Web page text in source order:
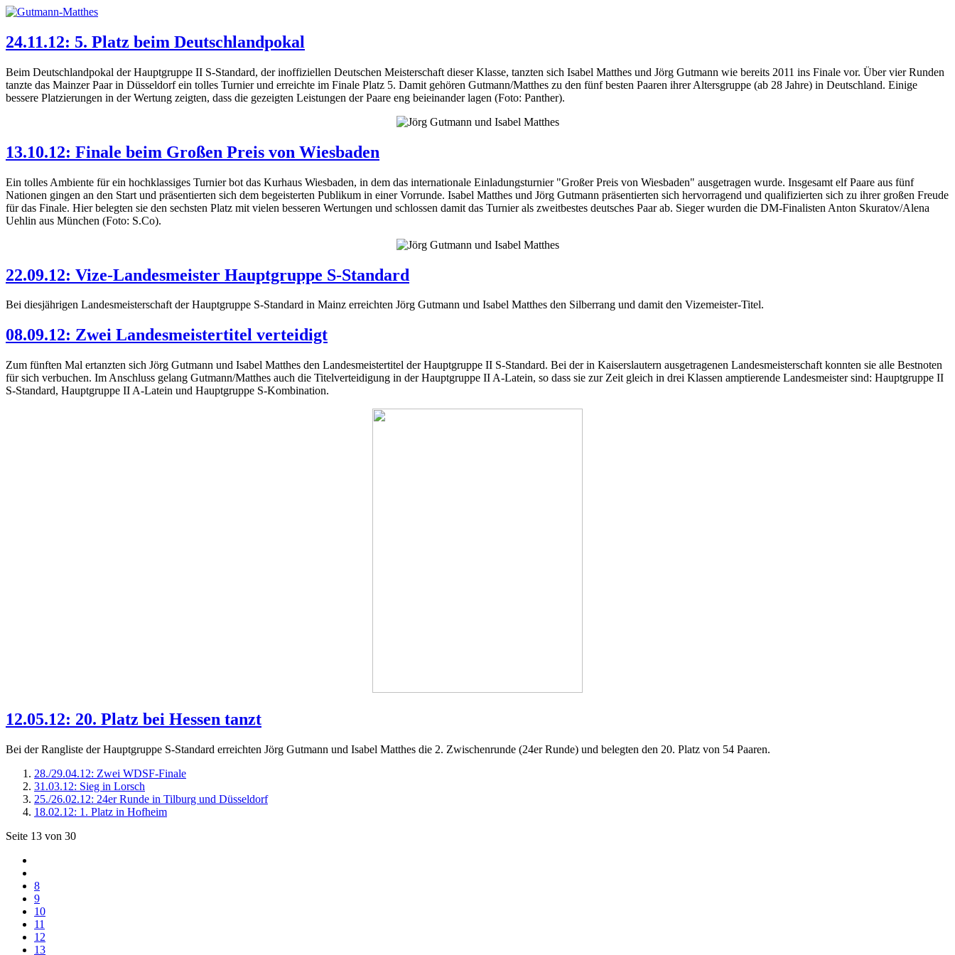
24.11.12: 5. Platz beim Deutschlandpokal
Beim Deutschlandpokal der Hauptgruppe II S-Standard, der inoffiziellen Deutschen Meisterschaft dieser Klasse, tanzten sich Isabel Matthes und Jörg Gutmann wie bereits 2011 ins Finale vor. Über vier Runden
tanzte das Mainzer Paar in Düsseldorf ein tolles Turnier und erreichte im Finale Platz 5. Damit gehören Gutmann/Matthes zu den fünf besten Paaren ihrer Altersgruppe (ab 28 Jahre) in Deutschland. Einige
bessere Platzierungen in der Wertung zeigten, dass die gezeigten Leistungen der Paare eng beieinander lagen (Foto: Panther).
13.10.12: Finale beim Großen Preis von Wiesbaden
Ein tolles Ambiente für ein hochklassiges Turnier bot das Kurhaus Wiesbaden, in dem das internationale Einladungsturnier "Großer Preis von Wiesbaden" ausgetragen wurde. Insgesamt elf Paare aus fünf
Nationen gingen an den Start und präsentierten sich dem begeisterten Publikum in einer Vorrunde. Isabel Matthes und Jörg Gutmann präsentierten sich hervorragend und qualifizierten sich zu ihrer großen Freude
für das Finale. Hier belegten sie den sechsten Platz mit vielen besseren Wertungen und schlossen damit das Turnier als zweitbestes deutsches Paar ab. Sieger wurden die DM-Finalisten Anton Skuratov/Alena
Uehlin aus München (Foto: S.Co).
22.09.12: Vize-Landesmeister Hauptgruppe S-Standard
Bei diesjährigen Landesmeisterschaft der Hauptgruppe S-Standard in Mainz erreichten Jörg Gutmann und Isabel Matthes den Silberrang und damit den Vizemeister-Titel.
08.09.12: Zwei Landesmeistertitel verteidigt
Zum fünften Mal ertanzten sich Jörg Gutmann und Isabel Matthes den Landesmeistertitel der Hauptgruppe II S-Standard. Bei der in Kaiserslautern ausgetragenen Landesmeisterschaft konnten sie alle Bestnoten
für sich verbuchen. Im Anschluss gelang Gutmann/Matthes auch die Titelverteidigung in der Hauptgruppe II A-Latein, so dass sie zur Zeit gleich in drei Klassen amptierende Landesmeister sind: Hauptgruppe II
S-Standard, Hauptgruppe II A-Latein und Hauptgruppe S-Kombination.
12.05.12: 20. Platz bei Hessen tanzt
Bei der Rangliste der Hauptgruppe S-Standard erreichten Jörg Gutmann und Isabel Matthes die 2. Zwischenrunde (24er Runde) und belegten den 20. Platz von 54 Paaren.
28./29.04.12: Zwei WDSF-Finale
31.03.12: Sieg in Lorsch
25./26.02.12: 24er Runde in Tilburg und Düsseldorf
18.02.12: 1. Platz in Hofheim
Seite 13 von 30
8
9
10
11
12
13